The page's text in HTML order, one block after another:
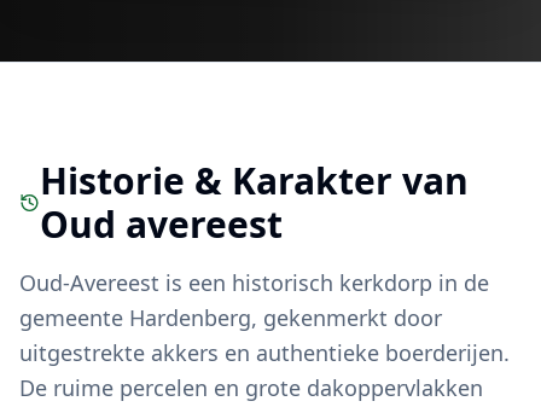
Historie & Karakter van
Oud avereest
Oud-Avereest is een historisch kerkdorp in de
gemeente Hardenberg, gekenmerkt door
uitgestrekte akkers en authentieke boerderijen.
De ruime percelen en grote dakoppervlakken